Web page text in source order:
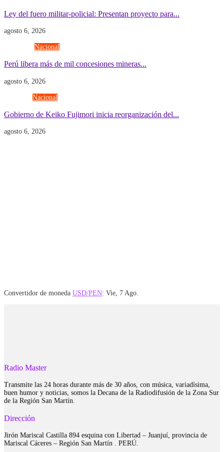
Ley del fuero militar-policial: Presentan proyecto para...
agosto 6, 2026
Nacional
Perú libera más de mil concesiones mineras...
agosto 6, 2026
Nacional
Gobierno de Keiko Fujimori inicia reorganización del...
agosto 6, 2026
Convertidor de moneda USD/PEN: Vie, 7 Ago.
Radio Master
Transmite las 24 horas durante más de 30 años, con música, variadísima,
buen humor y noticias, somos la Decana de la Radiodifusión de la Zona Sur
de la Región San Martín.
Dirección
Jirón Mariscal Castilla 894 esquina con Libertad – Juanjuí, provincia de
Mariscal Cáceres – Región San Martín . PERÚ.